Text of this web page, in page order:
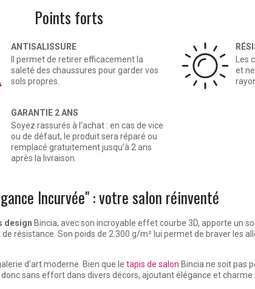
Points forts
ANTISALISSURE
Il permet de retirer efficacement la
saleté des chaussures pour garder vos
sols propres.
Les
et
GARANTIE 2 ANS
Soyez rassurés à l'achat : en cas de vice
ou de défaut, le produit sera réparé ou
remplacé gratuitement jusqu’à 2 ans
après la livraison.
Incurvée" : votre salon réinventé
design Bincia, avec son incroyable effet courbe 3D, apporte un
résistance. Son poids de 2.300 g/m² lui permet de braver les
d'art moderne. Bien que le tapis de salon Bincia ne soit pas
sans effort dans divers décors, ajoutant élégance et charme